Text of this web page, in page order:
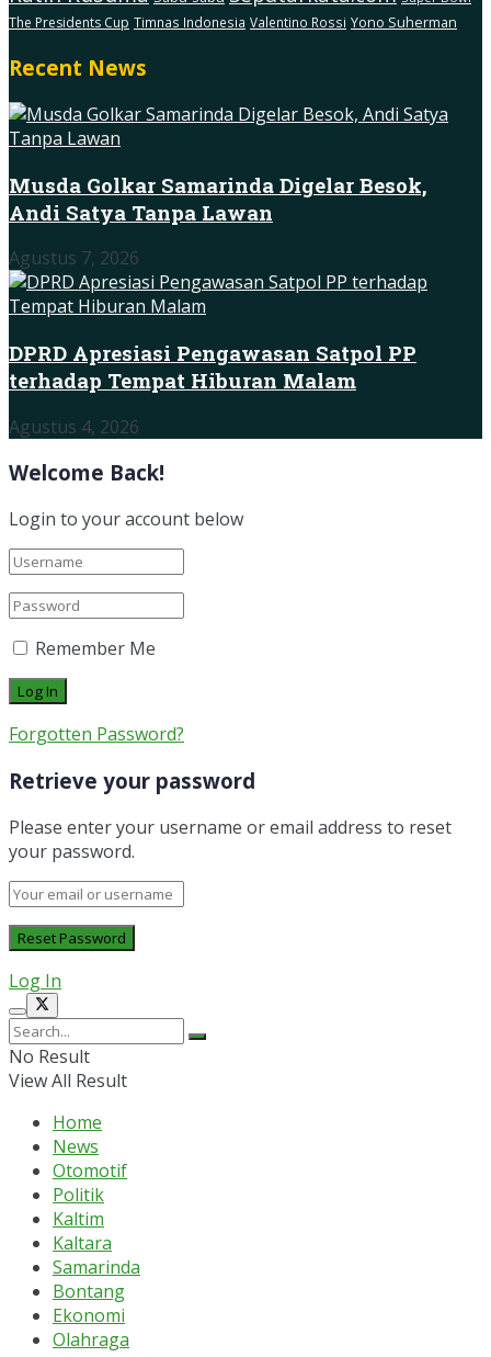
The Presidents Cup Timnas Indonesia Valentino Rossi Yono Suherman
Recent News
Musda Golkar Samarinda Digelar Besok,
Andi Satya Tanpa Lawan
Agustus 7, 2026
DPRD Apresiasi Pengawasan Satpol PP
terhadap Tempat Hiburan Malam
Agustus 4, 2026
Welcome Back!
Login to your account below
Remember Me
Forgotten Password?
Retrieve your password
Please enter your username or email address to reset
your password.
Log In
No Result
View All Result
Home
News
Otomotif
Politik
Kaltim
Kaltara
Samarinda
Bontang
Ekonomi
Olahraga